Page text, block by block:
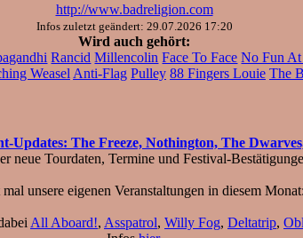
http://www.badreligion.com
Infos zuletzt geändert: 29.07.2026 17:20
Wird auch gehört:
Rancid Millencolin Face To Face No Fun
Weasel Anti-Flag Pulley 88 Fingers Louie The
Updates: The Freeze, Nothington, The
neue Tourdaten, Termine und Festival-
mal unsere eigenen Veranstaltungen in diesem Monat:
All Aboard!, Asspatrol, Willy Fog, Deltatrip,